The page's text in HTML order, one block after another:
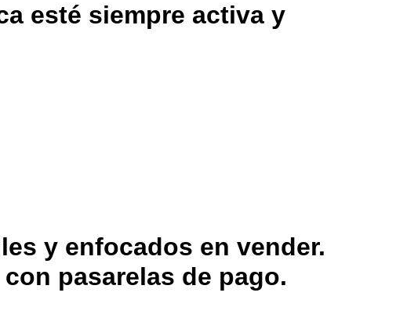
esté siempre activa y
y enfocados en vender.
pasarelas de pago.